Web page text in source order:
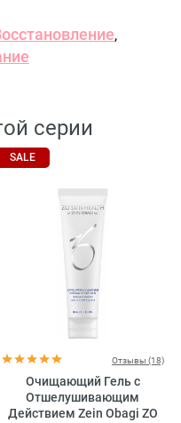
,
серии
SALE
Отзывы (18)
Очищающий Гель с
Отшелушивающим
Действием Zein Obagi ZO